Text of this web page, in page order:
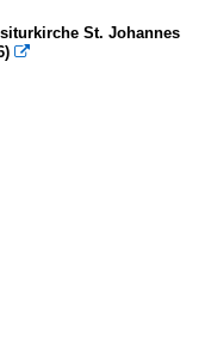
St. Johannes
